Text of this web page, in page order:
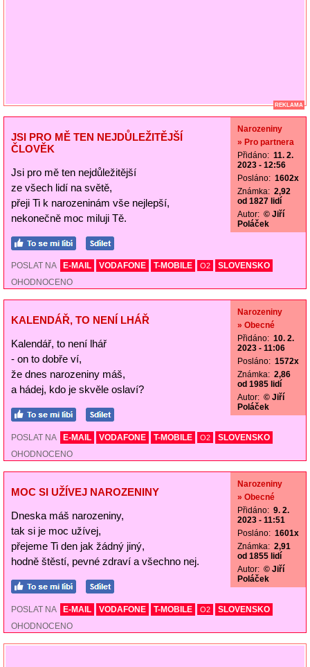
REKLAMA
JSI PRO MĚ TEN NEJDŮLEŽITĚJŠÍ
ČLOVĚK
Jsi pro mě ten nejdůležitější
ze všech lidí na světě,
přeji Ti k narozeninám vše nejlepší,
nekonečně moc miluji Tě.
Narozeniny
» Pro partnera
Přidáno: 11. 2.
2023 - 12:56
Posláno: 1602x
Známka: 2,92
od 1827 lidí
Autor: © Jiří
Poláček
POSLAT NA E-MAIL VODAFONE T-MOBILE O2
SLOVENSKO
OHODNOCENO
KALENDÁŘ, TO NENÍ LHÁŘ
Kalendář, to není lhář
- on to dobře ví,
že dnes narozeniny máš,
a hádej, kdo je skvěle oslaví?
Narozeniny
» Obecné
Přidáno: 10. 2.
2023 - 11:06
Posláno: 1572x
Známka: 2,86
od 1985 lidí
Autor: © Jiří
Poláček
POSLAT NA E-MAIL VODAFONE T-MOBILE O2
SLOVENSKO
OHODNOCENO
MOC SI UŽÍVEJ NAROZENINY
Dneska máš narozeniny,
tak si je moc užívej,
přejeme Ti den jak žádný jiný,
hodně štěstí, pevné zdraví a všechno nej.
Narozeniny
» Obecné
Přidáno: 9. 2.
2023 - 11:51
Posláno: 1601x
Známka: 2,91
od 1855 lidí
Autor: © Jiří
Poláček
POSLAT NA E-MAIL VODAFONE T-MOBILE O2
SLOVENSKO
OHODNOCENO